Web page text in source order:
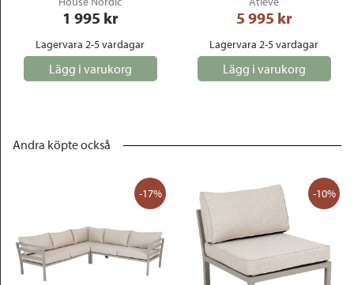
1 995 kr
Lagervara 2-5 vardagar
Lägg i varukorg
5 995 kr
Lagervara 2-5 vardagar
Lägg i varukorg
Andra köpte också
-17% -10%